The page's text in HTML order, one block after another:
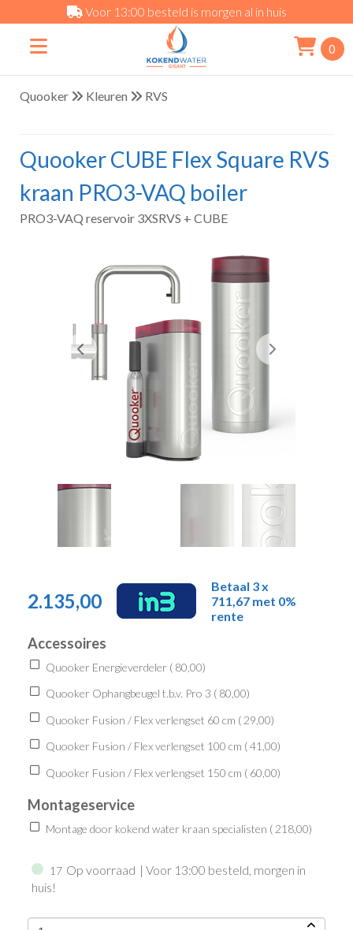
Voor 13:00 besteld is morgen al in huis
0
Quooker Kleuren RVS
Quooker CUBE Flex Square RVS
kraan PRO3-VAQ boiler
PRO3-VAQ reservoir 3XSRVS + CUBE
2.135,00
Betaal 3 x
711,67 met 0%
rente
Accessoires
Quooker Energieverdeler ( 80,00)
Quooker Ophangbeugel t.b.v. Pro 3 ( 80,00)
Quooker Fusion / Flex verlengset 60 cm ( 29,00)
Quooker Fusion / Flex verlengset 100 cm (41,00)
Quooker Fusion / Flex verlengset 150 cm ( 60,00)
Montageservice
Montage door kokend water kraan specialisten ( 218,00)
17 Op voorraad | Voor 13:00 besteld, morgen in
huis!